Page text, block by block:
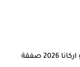
مع سعر يبدأ من 109,950 ريال، تعتبر رينو اركانا 2026 صفقة